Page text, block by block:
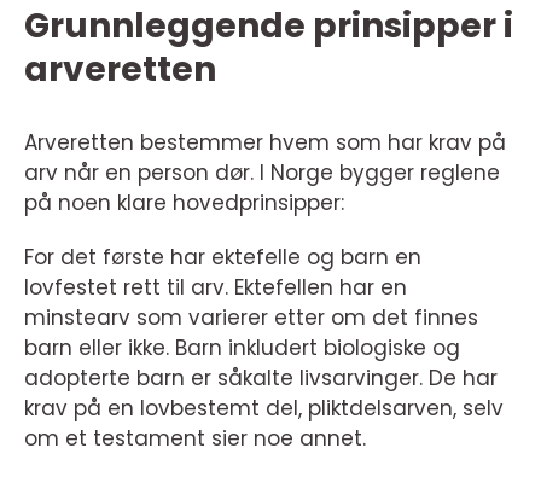
Grunnleggende prinsipper i
arveretten
Arveretten bestemmer hvem som har krav på
arv når en person dør. I Norge bygger reglene
på noen klare hovedprinsipper:
For det første har ektefelle og barn en
lovfestet rett til arv. Ektefellen har en
minstearv som varierer etter om det finnes
barn eller ikke. Barn inkludert biologiske og
adopterte barn er såkalte livsarvinger. De har
krav på en lovbestemt del, pliktdelsarven, selv
om et testament sier noe annet.